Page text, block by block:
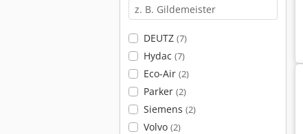
DEUTZ (7)
Hydac (7)
Eco-Air (2)
Parker (2)
Siemens (2)
Volvo (2)